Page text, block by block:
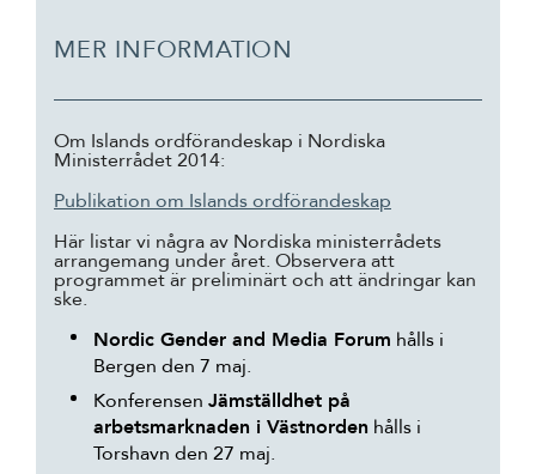
MER INFORMATION
Om Islands ordförandeskap i Nordiska
Ministerrådet 2014:
Publikation om Islands ordförandeskap
Här listar vi några av Nordiska ministerrådets
arrangemang under året. Observera att
programmet är preliminärt och att ändringar kan
ske.
Nordic Gender and Media Forum hålls i
Bergen den 7 maj.
KonferensenJämställdhet på
arbetsmarknaden i Västnorden hålls i
Torshavn den 27 maj.